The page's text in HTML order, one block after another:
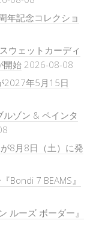
年記念コレクショ
ウェットカーディ
開始 2026-08-08
2027年5月15日
ルゾン & ペインタ
8月8日（土）に発
Bondi 7 BEAMS』
ルーズ ボーダー』